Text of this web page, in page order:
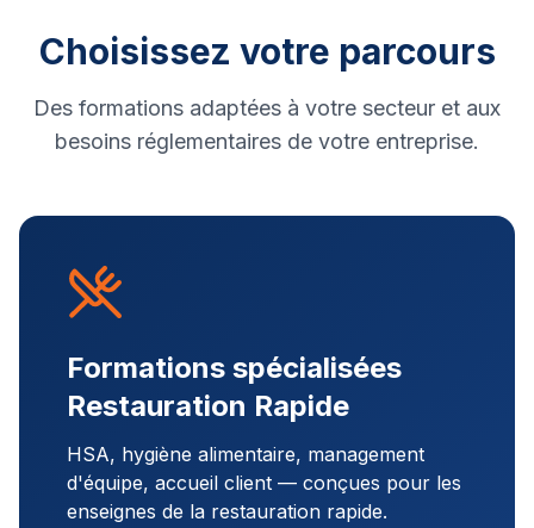
Choisissez votre parcours
Des formations adaptées à votre secteur et aux
besoins réglementaires de votre entreprise.
Formations spécialisées
Restauration Rapide
HSA, hygiène alimentaire, management
d'équipe, accueil client — conçues pour les
enseignes de la restauration rapide.